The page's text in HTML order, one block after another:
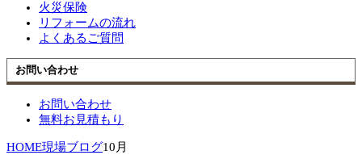
火災保険
リフォームの流れ
よくあるご質問
お問い合わせ
お問い合わせ
無料お見積もり
HOME現場ブログ10月